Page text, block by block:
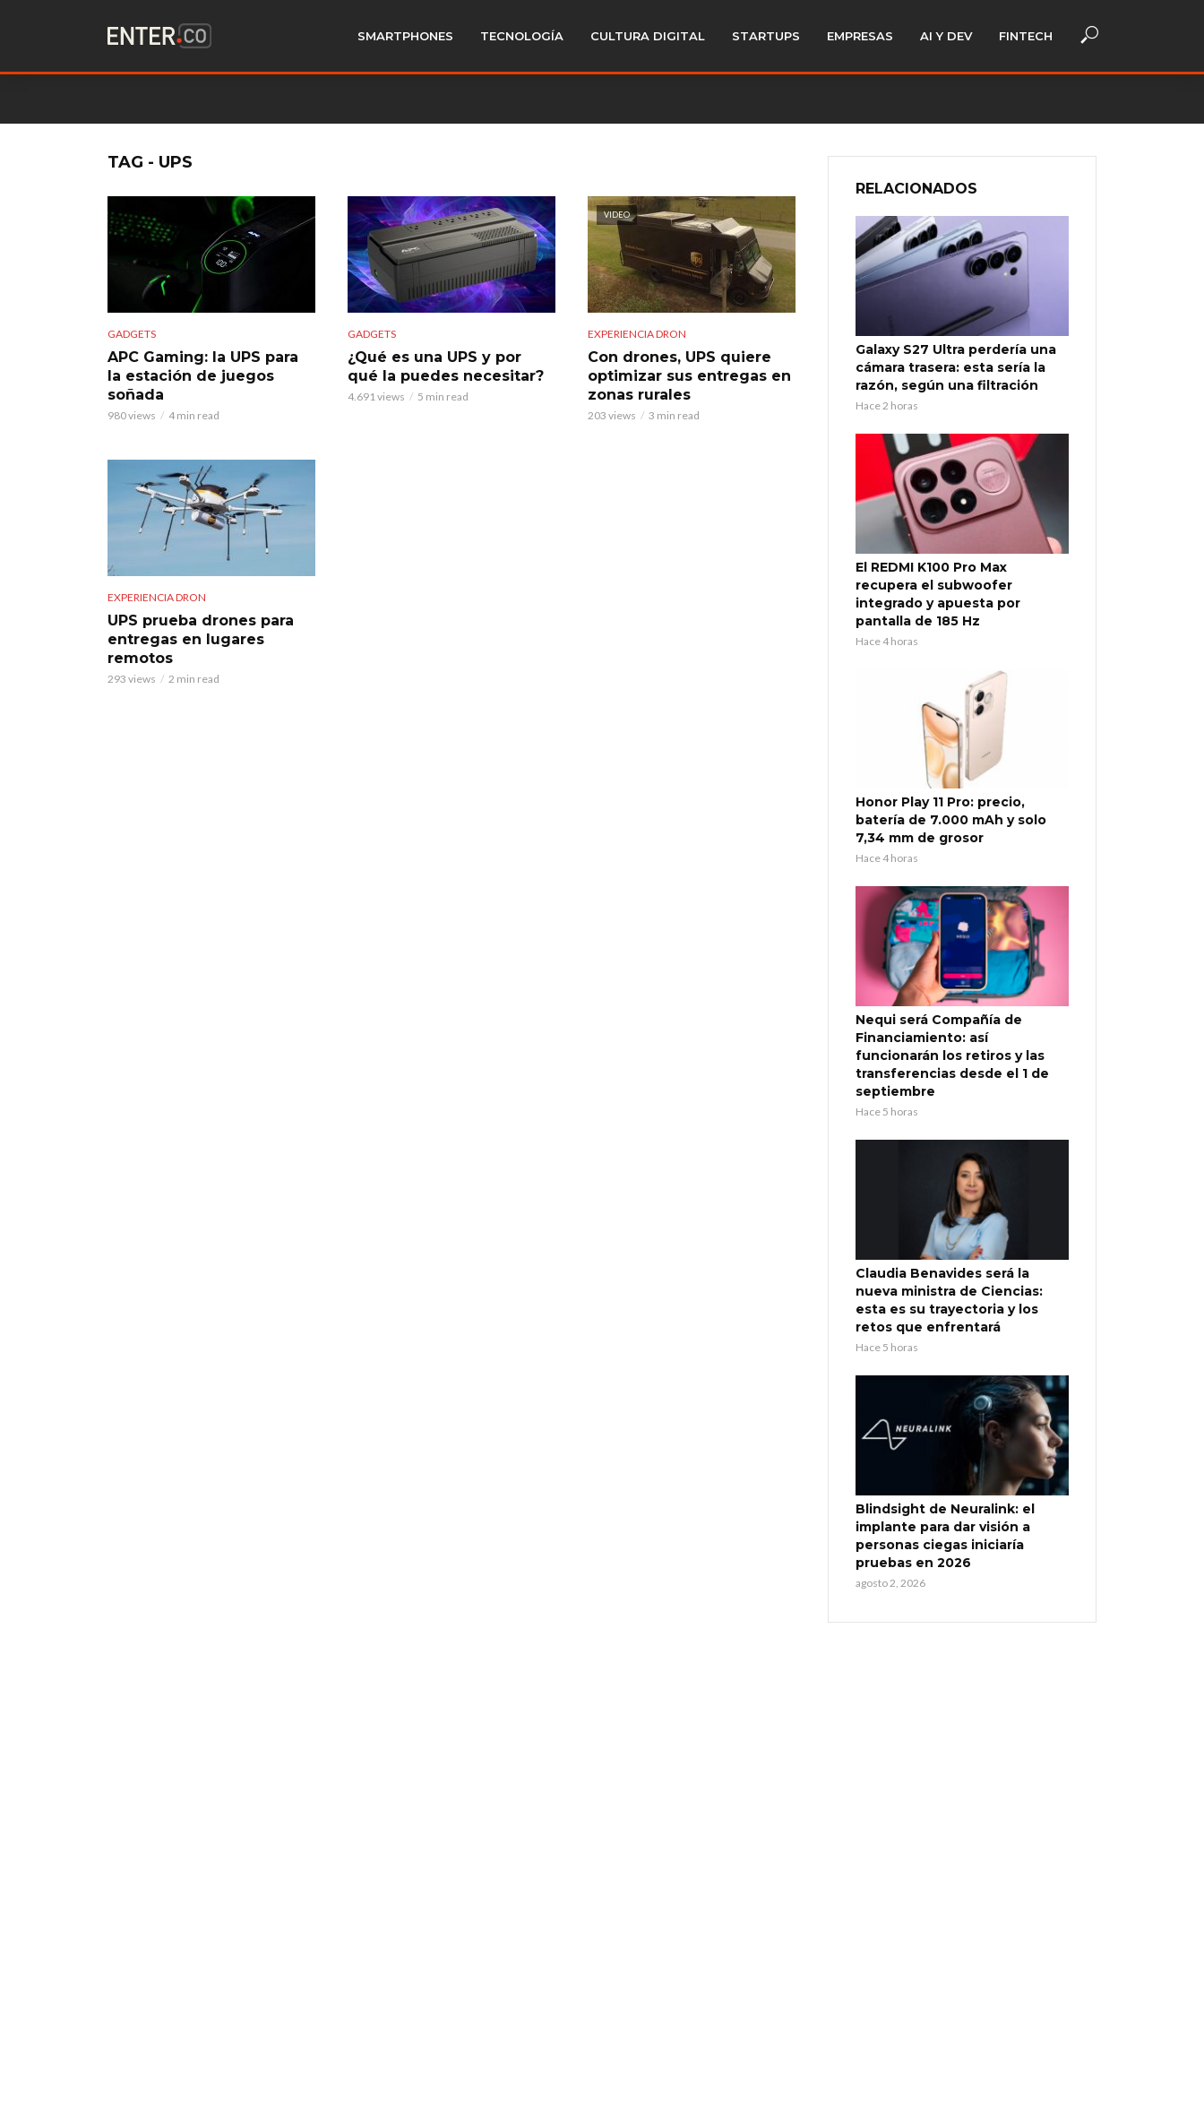
SMARTPHONES TECNOLOGÍA CULTURA DIGITAL STARTUPS EMPRESAS AI Y DEV FINTECH
TAG - UPS
GADGETS
APC Gaming: la UPS para
la estación de juegos
soñada
980 views 4 min read
GADGETS
¿Qué es una UPS y por
qué la puedes necesitar?
4.691 views 5 min read
VIDEO
EXPERIENCIA DRON
Con drones, UPS quiere
optimizar sus entregas en
zonas rurales
203 views 3 min read
EXPERIENCIA DRON
UPS prueba drones para
entregas en lugares
remotos
293 views 2 min read
RELACIONADOS
Galaxy S27 Ultra perdería una
cámara trasera: esta sería la
razón, según una filtración
Hace 2 horas
El REDMI K100 Pro Max
recupera el subwoofer
integrado y apuesta por
pantalla de 185 Hz
Hace 4 horas
Honor Play 11 Pro: precio,
batería de 7.000 mAh y solo
7,34 mm de grosor
Hace 4 horas
Nequi será Compañía de
Financiamiento: así
funcionarán los retiros y las
transferencias desde el 1 de
septiembre
Hace 5 horas
Claudia Benavides será la
nueva ministra de Ciencias:
esta es su trayectoria y los
retos que enfrentará
Hace 5 horas
Blindsight de Neuralink: el
implante para dar visión a
personas ciegas iniciaría
pruebas en 2026
agosto 2, 2026